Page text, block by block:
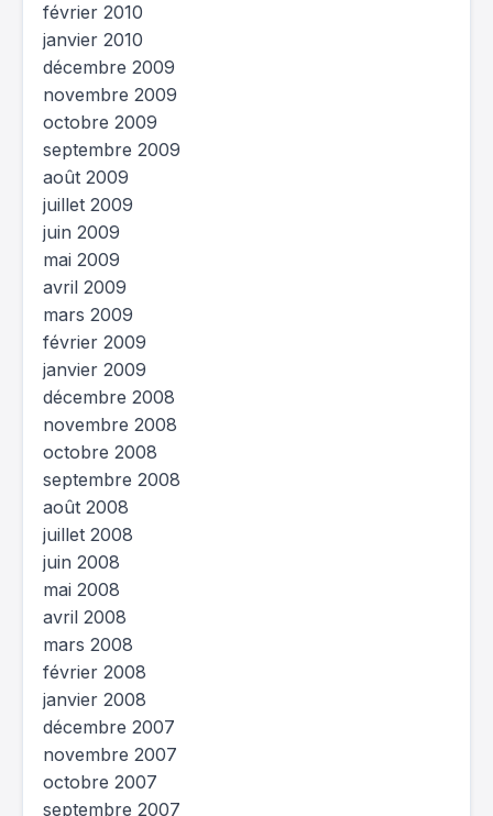
février 2010
janvier 2010
décembre 2009
novembre 2009
octobre 2009
septembre 2009
août 2009
juillet 2009
juin 2009
mai 2009
avril 2009
mars 2009
février 2009
janvier 2009
décembre 2008
novembre 2008
octobre 2008
septembre 2008
août 2008
juillet 2008
juin 2008
mai 2008
avril 2008
mars 2008
février 2008
janvier 2008
décembre 2007
novembre 2007
octobre 2007
septembre 2007